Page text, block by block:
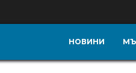
НОВИНИ